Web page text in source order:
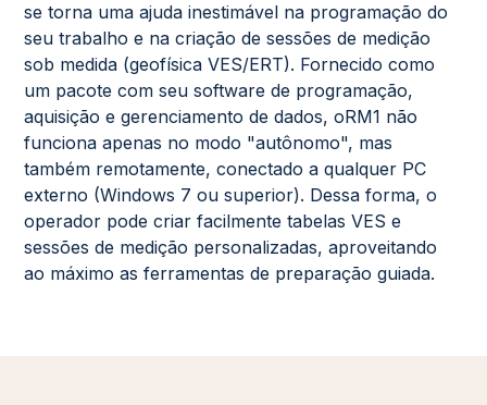
se torna uma ajuda inestimável na programação do
seu trabalho e na criação de sessões de medição
sob medida (geofísica VES/ERT). Fornecido como
um pacote com seu software de programação,
aquisição e gerenciamento de dados, oRM1 não
funciona apenas no modo "autônomo", mas
também remotamente, conectado a qualquer PC
externo (Windows 7 ou superior). Dessa forma, o
operador pode criar facilmente tabelas VES e
sessões de medição personalizadas, aproveitando
ao máximo as ferramentas de preparação guiada.